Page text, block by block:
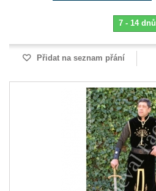
7 - 14 dnů
Přidat na seznam přání